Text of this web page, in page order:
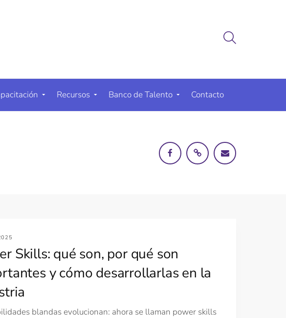
Recursos Banco de Talento Contacto
Skills: qué son, por qué son
y cómo desarrollarlas en la
blandas evolucionan: ahora se llaman power skills